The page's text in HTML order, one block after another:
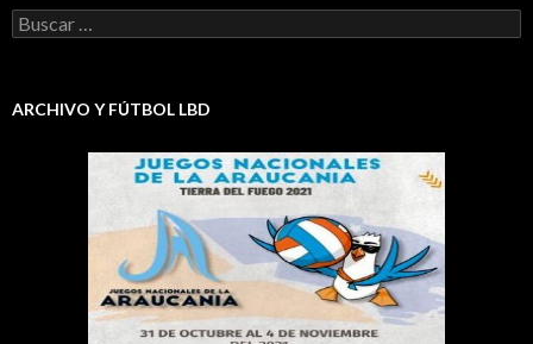
Buscar:
ARCHIVO Y FÚTBOL LBD